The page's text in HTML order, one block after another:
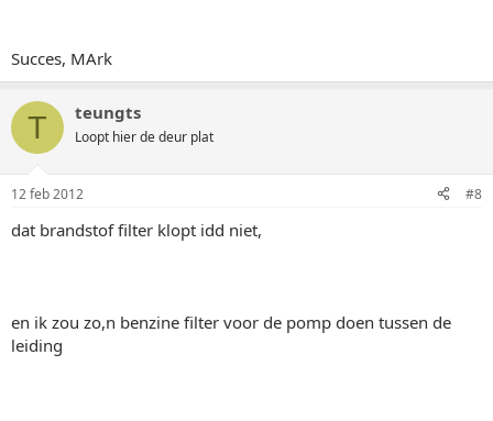
Succes, MArk
T teungts
Loopt hier de deur plat
12 feb 2012 #8
dat brandstof filter klopt idd niet,
en ik zou zo,n benzine filter voor de pomp doen tussen de
leiding